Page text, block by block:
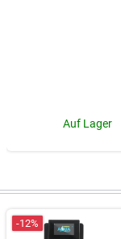
Auf Lager
-12%